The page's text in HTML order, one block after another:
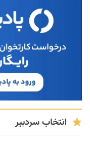
انتخاب سردبیر